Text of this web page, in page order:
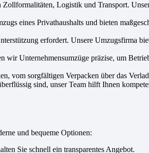
Logistik und Transport.
eines Privathaushalts und bieten
erfordert. Unsere Umzugsfirma
Unternehmensumzüge präzise, um
vom sorgfältigen Verpacken über das
sind, unser Team hilft Ihnen
und bequeme Optionen:
Sie schnell ein transparentes Angebot.